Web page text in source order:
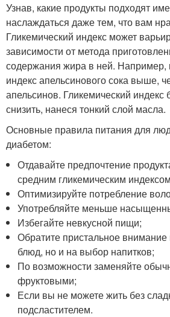
Узнав, какие продукты подходят
наслаждаться даже тем, что вам
Гликемический индекс может
зависимости от метода
содержания жира в ней. Например,
индекс апельсинового сока выше,
апельсинов. Гликемический
снизить, нанеся тонкий слой масла.
Основные правила питания для
диабетом:
Отдавайте предпочтение
средним гликемическим
Оптимизируйте потребление
Употребляйте меньше
Избегайте невкусной пищи;
Обратите пристальное
блюд, но и на выбор напитков;
По возможности заменяйте
фруктовыми;
Если вы не можете жить без
подсластителем.